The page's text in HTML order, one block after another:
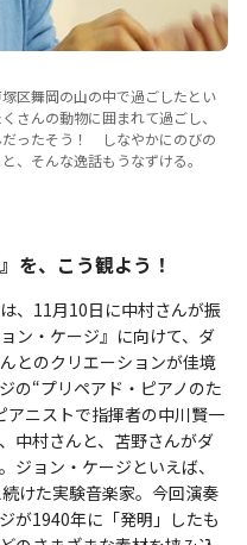
区舞岡の山の中で過ごしたとい
さんの動物に囲まれて過ごし、
ったそう！ しなやかにのびの
、そんな逸話もうなずける。
を、こう観よう！
、11月10日に中村さんが振
ン・ケージ』に向けて、ダ
とのクリエーションが佳境
の“プリペアド・ピアノのた
アニストで指揮者の中川賢一
中村さんと、苫野さんがダ
ジョン・ケージといえば、
けた実験音楽家。今回演奏
が1940年に「発明」したも